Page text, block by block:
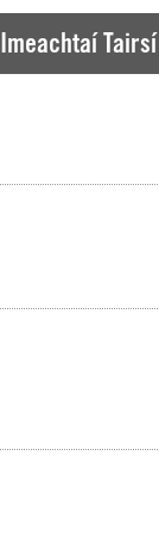
Imeachtaí Tairsí